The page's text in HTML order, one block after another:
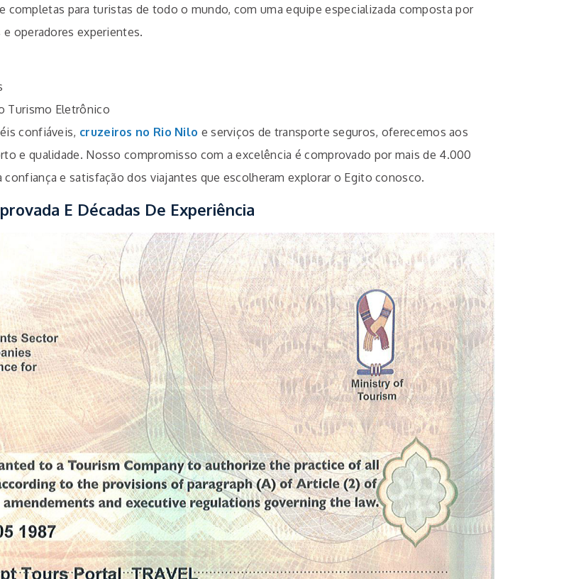
completas para turistas de todo o mundo, com uma equipe especializada composta por
operadores experientes.
Turismo Eletrônico
confiáveis, cruzeiros no Rio Nilo e serviços de transporte seguros, oferecemos aos
e qualidade. Nosso compromisso com a excelência é comprovado por mais de 4.000
confiança e satisfação dos viajantes que escolheram explorar o Egito conosco.
E Décadas De Experiência